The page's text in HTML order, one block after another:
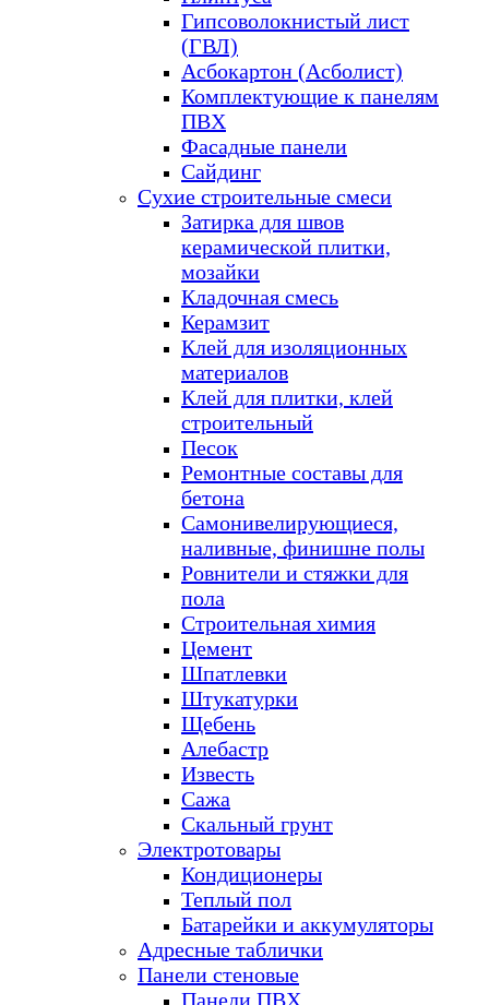
Гипсоволокнистый лист
(ГВЛ)
Асбокартон (Асболист)
Комплектующие к панелям
ПВХ
Фасадные панели
Сайдинг
Сухие строительные смеси
Затирка для швов
керамической плитки,
мозайки
Кладочная смесь
Керамзит
Клей для изоляционных
материалов
Клей для плитки, клей
строительный
Песок
Ремонтные составы для
бетона
Самонивелирующиеся,
наливные, финишне полы
Ровнители и стяжки для
пола
Строительная химия
Цемент
Шпатлевки
Штукатурки
Щебень
Алебастр
Известь
Сажа
Скальный грунт
Электротовары
Кондиционеры
Теплый пол
Батарейки и аккумуляторы
Адресные таблички
Панели стеновые
Панели ПВХ